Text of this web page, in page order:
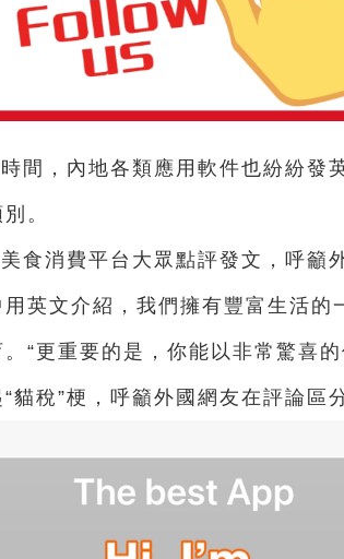
間，內地各類應用軟件也紛紛發
。
食消費平台大眾點評發文，呼籲
英文介紹，我們擁有豐富生活的
“更重要的是，你能以非常驚喜
貓稅”梗，呼籲外國網友在評論區